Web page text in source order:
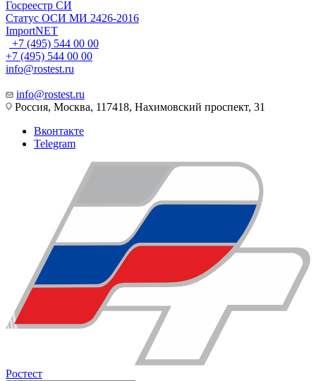
Госреестр СИ
Статус ОСИ МИ 2426-2016
ImportNET
+7 (495) 544 00 00
+7 (495) 544 00 00
info@rostest.ru
info@rostest.ru
Россия, Москва, 117418, Нахимовский проспект, 31
Вконтакте
Telegram
Ростест